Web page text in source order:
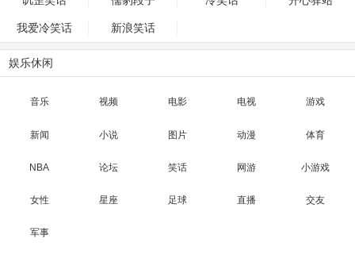
我爱冷笑话 新浪笑话
娱乐休闲
音乐 视频 电影 电视 游戏
新闻 小说 图片 动漫 体育
NBA 论坛 笑话 网游 小游戏
女性 星座 足球 直播 交友
军事